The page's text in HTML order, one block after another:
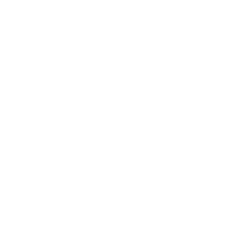
reality shows y